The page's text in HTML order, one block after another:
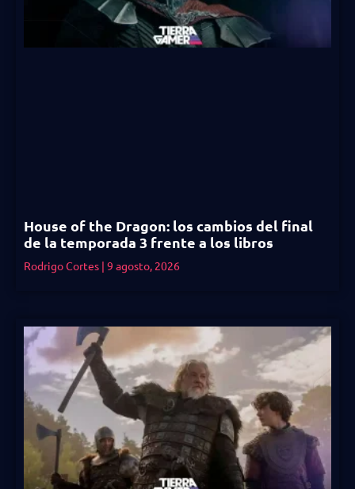
House of the Dragon: los cambios del final
de la temporada 3 frente a los libros
Rodrigo Cortes 9 agosto, 2026